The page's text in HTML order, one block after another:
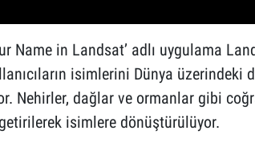
Name in Landsat’ adlı uygulama
isimlerini Dünya üzerindeki
Nehirler, dağlar ve ormanlar gibi
isimlere dönüştürülüyor.